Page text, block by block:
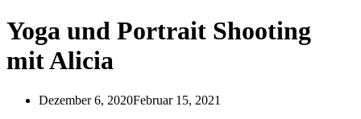
Yoga und Portrait Shooting
mit Alicia
Dezember 6, 2020Februar 15, 2021